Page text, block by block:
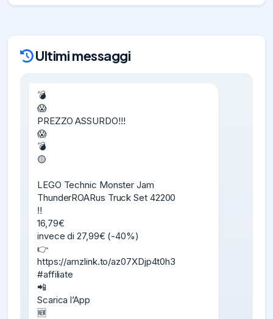
Ultimi messaggi
💣
😱
PREZZO ASSURDO!!!
😱
💣
🟡️
LEGO Technic Monster Jam
ThunderROARus Truck Set 42200
‼️
16,79€
invece di 27,99€ (-40%)
👉
https://amzlink.to/az07XDjp4t0h3
#affiliate
📲
Scarica l’App
🆕